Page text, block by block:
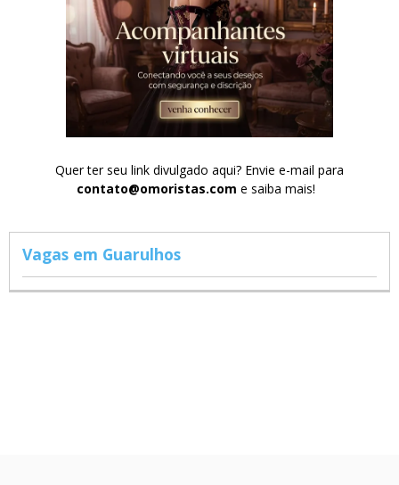
Quer ter seu link divulgado aqui? Envie e-mail para
contato@omoristas.com e saiba mais!
Vagas em Guarulhos